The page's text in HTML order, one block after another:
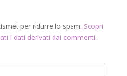
per ridurre lo spam. Scopri
i dati derivati dai commenti.